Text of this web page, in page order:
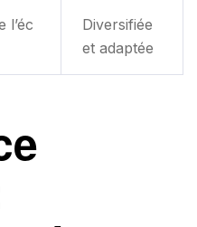
l’éc
Diversifiée
et adaptée